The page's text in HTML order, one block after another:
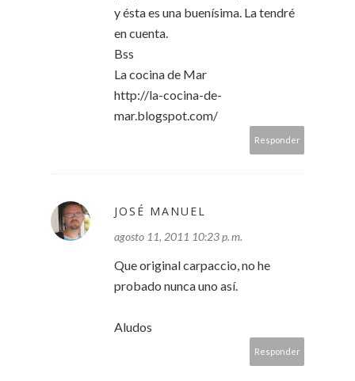
y ésta es una buenísima. La tendré
en cuenta.
Bss
La cocina de Mar
http://la-cocina-de-
mar.blogspot.com/
Responder
JOSÉ MANUEL
agosto 11, 2011 10:23 p. m.
Que original carpaccio, no he
probado nunca uno así.
Aludos
Responder